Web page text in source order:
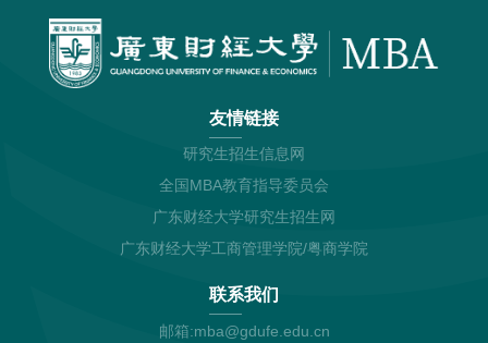
友情链接
研究生招生信息网
全国MBA教育指导委员会
广东财经大学研究生招生网
广东财经大学工商管理学院/粤商学院
联系我们
邮箱:mba@gdufe.edu.cn